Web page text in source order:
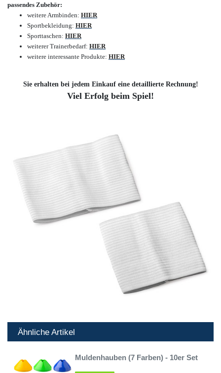
passendes Zubehör:
weitere Armbinden: HIER
Sportbekleidung: HIER
Sporttaschen: HIER
weiterer Trainerbedarf: HIER
weitere interessante Produkte: HIER
Sie erhalten bei jedem Einkauf eine detaillierte Rechnung!
Viel Erfolg beim Spiel!
Ähnliche Artikel
Muldenhauben (7 Farben) - 10er Set